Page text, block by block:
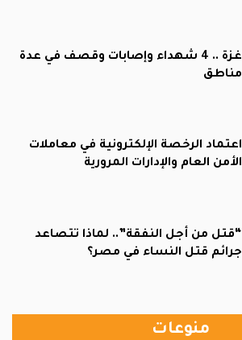
غزة .. 4 شهداء وإصابات وقصف في عدة
مناطق
اعتماد الرخصة الإلكترونية في معاملات
الأمن العام والإدارات المرورية
“قتل من أجل النفقة”.. لماذا تتصاعد
جرائم قتل النساء في مصر؟
منوعات